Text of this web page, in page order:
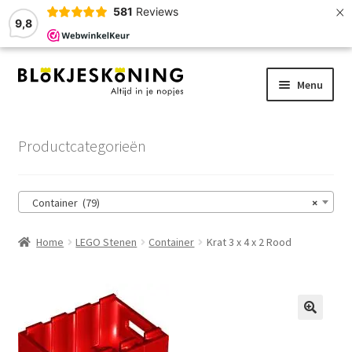
9,8
581 Reviews ×
Ga
Ga
Menu
Winkelmand
Afrekenen
Zoekhulp
Productcategorieën
×
Container (79)
Home LEGO Stenen Container Krat 3 x 4 x 2 Rood